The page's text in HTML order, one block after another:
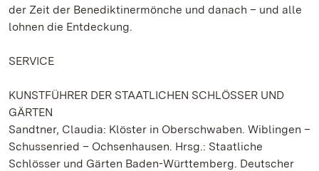
der Zeit der Benediktinermönche und danach – und alle
lohnen die Entdeckung.
SERVICE
KUNSTFÜHRER DER STAATLICHEN SCHLÖSSER UND
GÄRTEN
Sandtner, Claudia: Klöster in Oberschwaben. Wiblingen –
Schussenried – Ochsenhausen. Hrsg.: Staatliche
Schlösser und Gärten Baden-Württemberg. Deutscher